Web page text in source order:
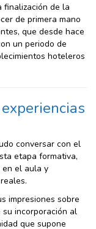
finalización de la
de primera mano
que desde hace
un periodo de
hoteleros
conversar con el
etapa formativa,
en el aula y
impresiones sobre
incorporación al
que supone